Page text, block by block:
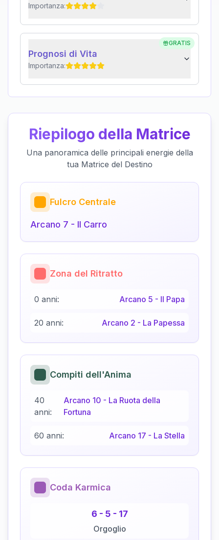
Importanza:
GRATIS
Prognosi di Vita
Importanza:
Riepilogo della Matrice
Una panoramica delle principali energie della
tua Matrice del Destino
Fulcro Centrale
Arcano 7 - Il Carro
Zona del Ritratto
0 anni: Arcano 5 - Il Papa
20 anni: Arcano 2 - La Papessa
Compiti dell'Anima
40
anni:
Arcano 10 - La Ruota della
Fortuna
60 anni: Arcano 17 - La Stella
Coda Karmica
6 - 5 - 17
Orgoglio